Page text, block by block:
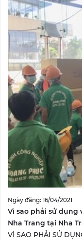
Ngày đăng: 16/04/2021
Vì sao phải sử dụng
Nha Trang tại Nha
VÌ SAO PHẢI SỬ